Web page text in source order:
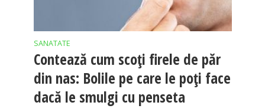
SANATATE
Contează cum scoți firele de păr
din nas: Bolile pe care le poți face
dacă le smulgi cu penseta